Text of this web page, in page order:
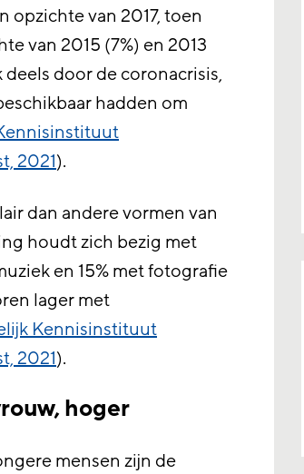
opzichte van 2017, toen
van 2015 (7%) en 2013
door de coronacrisis,
hadden om
2021).
dan andere vormen van
houdt zich bezig met
en 15% met fotografie
lager met
Kennisinstituut
2021).
hoger
mensen zijn de